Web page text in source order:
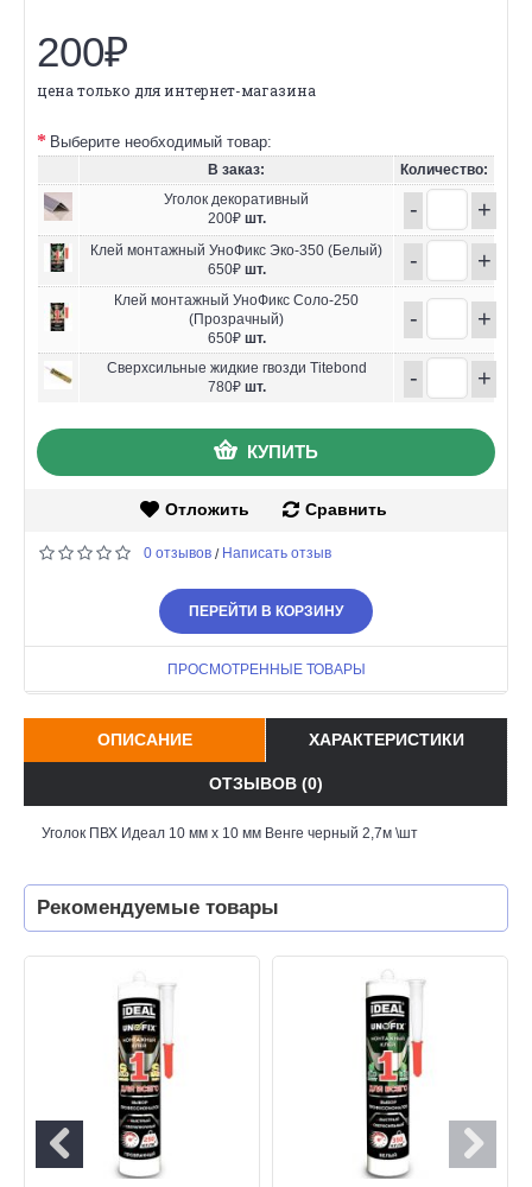
200₽
цена только для интернет-магазина
Выберите необходимый товар:
В заказ:
Количество:
Уголок декоративный
200₽ шт. - +
Клей монтажный УноФикс Эко-350 (Белый)
650₽ шт. - +
Клей монтажный УноФикс Соло-250
(Прозрачный)
650₽ шт.
- +
Сверхсильные жидкие гвозди Titebond
780₽ шт. - +
КУПИТЬ
Отложить Сравнить
0 отзывов / Написать отзыв
ПЕРЕЙТИ В КОРЗИНУ
ПРОСМОТРЕННЫЕ ТОВАРЫ
ОПИСАНИЕ ХАРАКТЕРИСТИКИ
ОТЗЫВОВ (0)
Уголок ПВХ Идеал 10 мм х 10 мм Венге черный 2,7м \шт
Рекомендуемые товары